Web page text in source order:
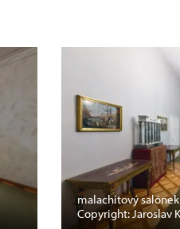
malachitový salónek
Copyright: Jaroslav